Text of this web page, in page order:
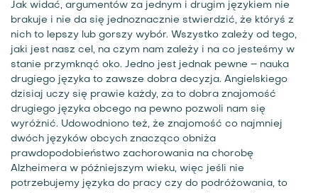
Jak widać, argumentów za jednym i drugim językiem nie
brakuje i nie da się jednoznacznie stwierdzić, że któryś z
nich to lepszy lub gorszy wybór. Wszystko zależy od tego,
jaki jest nasz cel, na czym nam zależy i na co jesteśmy w
stanie przymknąć oko. Jedno jest jednak pewne – nauka
drugiego języka to zawsze dobra decyzja. Angielskiego
dzisiaj uczy się prawie każdy, za to dobra znajomość
drugiego języka obcego na pewno pozwoli nam się
wyróżnić. Udowodniono też, że znajomość co najmniej
dwóch języków obcych znacząco obniża
prawdopodobieństwo zachorowania na chorobę
Alzheimera w późniejszym wieku, więc jeśli nie
potrzebujemy języka do pracy czy do podróżowania, to